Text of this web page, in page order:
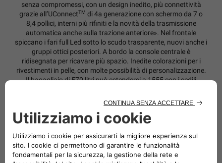
senza compromessi, con un design inedito, più connettività
grazie all’UConnectTM di 4a generazione con schermo da 7 o
8,4 pollici, interni più rifiniti e la novità della trasmissione
automatica anche sulla trazione anteriore». Nel frontale
spiccano i fari full Led sotto lo scudo trasparente, nuovi anche i
gruppi ottici posteriori. A bordo la console centrale è
ridisegnata per ricavare più spazio. Inedite colorazioni per i
rivestimenti in pelle, con molte possibilità di personalizzazione.
Il bagagliaio di 570 litri può estendersi a 1555 con i sedili
con cambio manuale a 6 marce) e di 195 Cv (4x2 o 4x4 con
trasmissione automatica a 9 rapporti). Il prossimo anno
tre innovativi sistemi di trazione integrale, ottimizzati per
assicurare capacità fuoristradistiche in qualsiasi condizione:
sono Active Drive I, Active Drive II (con ridotte) e Active Drive